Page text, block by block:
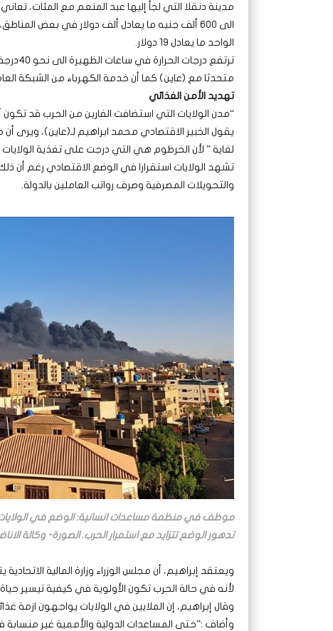
مدينة دنقلا التي لجأ إليها عبد المنعم مع المئات،
الواحد ما يعادل 19 دولار.
ترتفع
متحدثا مع (عاين) كما أن خدمة الكهرباء من الشبكة
تهديد الأمن الغذائي
“مدن الولايات التي استضافت الفارين من الحرب قد
يقول الخبير الاقتصادي محمد ابراهيم لـ(عاين)، ويرى
لغاية ” لأن الخرطوم هي التي درجت على تغذية
تشهد الولايات استقرارا في الوضع الاقتصادي رغم أن
والتحويلات المصرفية وصرف رواتب العاملين بالدولة.
موظف في منظمة مساعدات انسانية: الوضع في
تدهور الوضع تتزايد مع استمرار الحرب. الصورة- وكالة
ويعتقد إبراهيم، أن مجلس الوزراء وزارة المالية
لأنه في حالة الحرب تكون الأولوية في كيفية تيسير
وقال إبراهيم، إن الملايين في الولايات يواجهون ازمة
وأضاف :”حتى المساعدات الدولية والأممية غير